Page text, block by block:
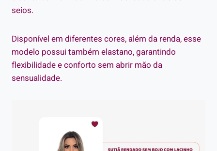
seios.
Disponível em diferentes cores, além da renda, esse
modelo possui também elastano, garantindo
flexibilidade e conforto sem abrir mão da
sensualidade.